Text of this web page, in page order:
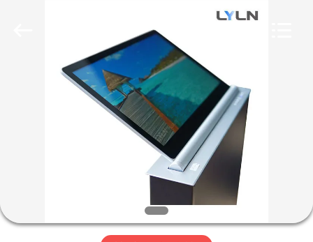
HOGAR
PRODUCTOS
SOBRE
NOSOTROS